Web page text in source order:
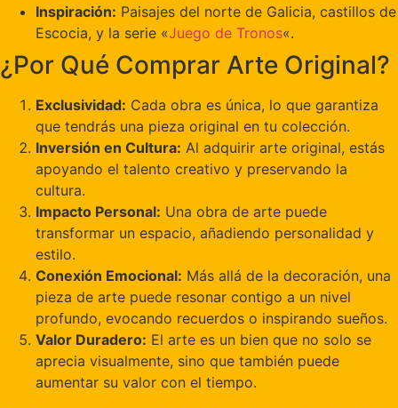
Inspiración: Paisajes del norte de Galicia, castillos de
Escocia, y la serie «Juego de Tronos«.
¿Por Qué Comprar Arte Original?
Exclusividad: Cada obra es única, lo que garantiza
que tendrás una pieza original en tu colección.
Inversión en Cultura: Al adquirir arte original, estás
apoyando el talento creativo y preservando la
cultura.
Impacto Personal: Una obra de arte puede
transformar un espacio, añadiendo personalidad y
estilo.
Conexión Emocional: Más allá de la decoración, una
pieza de arte puede resonar contigo a un nivel
profundo, evocando recuerdos o inspirando sueños.
Valor Duradero: El arte es un bien que no solo se
aprecia visualmente, sino que también puede
aumentar su valor con el tiempo.